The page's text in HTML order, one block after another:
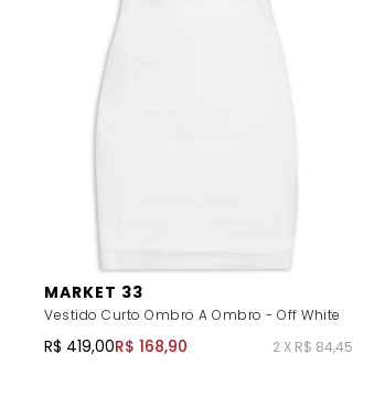
MARKET 33
Vestido Curto Ombro A Ombro - Off White
R$ 419,00R$ 168,90 2 X R$ 84,45